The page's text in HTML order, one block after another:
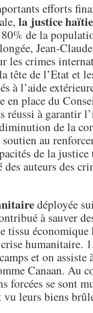
efforts
la justice
de la
Jean-
les crimes
tête de l’Etat et
à l’aide
en place du
réussi à garantir
de la
au
de la
auteurs des
déployée
à sauver
tissu
humanitaire.
et on assiste
Canaan. Au
forcées se sont
leurs biens